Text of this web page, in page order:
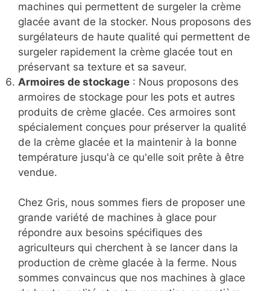
machines qui permettent de surgeler la crème
glacée avant de la stocker. Nous proposons des
surgélateurs de haute qualité qui permettent de
surgeler rapidement la crème glacée tout en
préservant sa texture et sa saveur.
Armoires de stockage : Nous proposons des
armoires de stockage pour les pots et autres
produits de crème glacée. Ces armoires sont
spécialement conçues pour préserver la qualité
de la crème glacée et la maintenir à la bonne
température jusqu'à ce qu'elle soit prête à être
vendue.
Chez Gris, nous sommes fiers de proposer une
grande variété de machines à glace pour
répondre aux besoins spécifiques des
agriculteurs qui cherchent à se lancer dans la
production de crème glacée à la ferme. Nous
sommes convaincus que nos machines à glace